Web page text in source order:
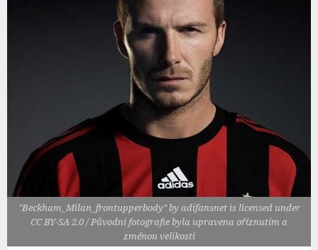
"Beckham_Milan_frontupperbody" by adifansnet is licensed under
CC BY-SA 2.0 / Původní fotografie byla upravena oříznutím a
změnou velikosti